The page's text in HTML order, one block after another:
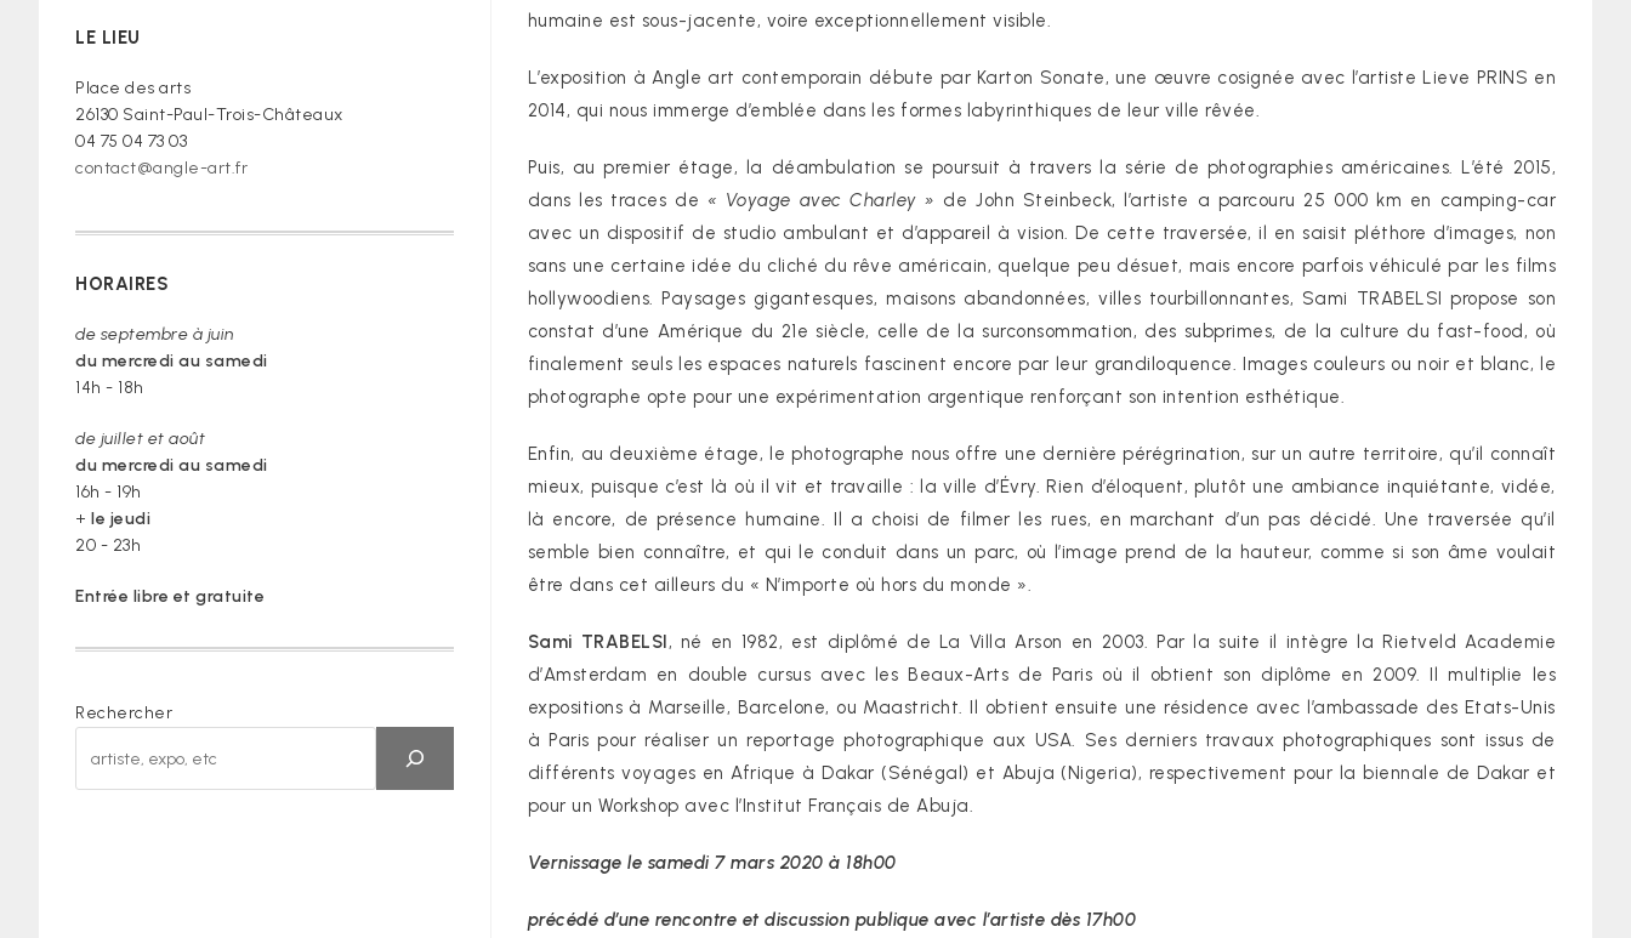
humaine est sous-jacente, voire exceptionnellement visible.
L’exposition à Angle art contemporain débute par Karton Sonate, une œuvre cosignée avec l’artiste Lieve PRINS en
2014, qui nous immerge d’emblée dans les formes labyrinthiques de leur ville rêvée.
Puis, au premier étage, la déambulation se poursuit à travers la série de photographies américaines. L’été 2015,
dans les traces de « Voyage avec Charley » de John Steinbeck, l’artiste a parcouru 25 000 km en camping-car
avec un dispositif de studio ambulant et d’appareil à vision. De cette traversée, il en saisit pléthore d’images, non
sans une certaine idée du cliché du rêve américain, quelque peu désuet, mais encore parfois véhiculé par les films
hollywoodiens. Paysages gigantesques, maisons abandonnées, villes tourbillonnantes, Sami TRABELSI propose son
constat d’une Amérique du 21e siècle, celle de la surconsommation, des subprimes, de la culture du fast-food, où
finalement seuls les espaces naturels fascinent encore par leur grandiloquence. Images couleurs ou noir et blanc, le
photographe opte pour une expérimentation argentique renforçant son intention esthétique.
Enfin, au deuxième étage, le photographe nous offre une dernière pérégrination, sur un autre territoire, qu’il connaît
mieux, puisque c’est là où il vit et travaille : la ville d’Évry. Rien d’éloquent, plutôt une ambiance inquiétante, vidée,
là encore, de présence humaine. Il a choisi de filmer les rues, en marchant d’un pas décidé. Une traversée qu’il
semble bien connaître, et qui le conduit dans un parc, où l’image prend de la hauteur, comme si son âme voulait
être dans cet ailleurs du « N’importe où hors du monde ».
Sami TRABELSI, né en 1982, est diplômé de La Villa Arson en 2003. Par la suite il intègre la Rietveld Academie
d’Amsterdam en double cursus avec les Beaux-Arts de Paris où il obtient son diplôme en 2009. Il multiplie les
expositions à Marseille, Barcelone, ou Maastricht. Il obtient ensuite une résidence avec l’ambassade des Etats-Unis
à Paris pour réaliser un reportage photographique aux USA. Ses derniers travaux photographiques sont issus de
différents voyages en Afrique à Dakar (Sénégal) et Abuja (Nigeria), respectivement pour la biennale de Dakar et
pour un Workshop avec l’Institut Français de Abuja.
Vernissage le samedi 7 mars 2020 à 18h00
précédé d’une rencontre et discussion publique avec l’artiste dès 17h00
de
LE LIEU
Place des arts
26130 Saint-Paul-Trois-Châteaux
04 75 04 73 03
contact@angle-art.fr
HORAIRES
de septembre à juin
du mercredi au samedi
14h - 18h
de juillet et août
du mercredi au samedi
16h - 19h
+ le jeudi
20 - 23h
Entrée libre et gratuite
Rechercher